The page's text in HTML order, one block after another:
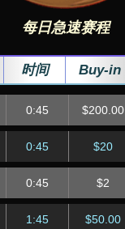
17:05 $55.00
17:05 $5.50
18:15 $30.00
18:15 $3.00
21:05 $250.00
每日急速赛程
时间 Buy-in
0:45 $200.00
0:45 $20
0:45 $2
1:45 $50.00